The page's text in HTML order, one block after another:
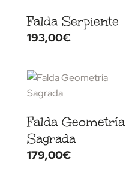
Falda Serpiente
193,00€
Falda Geometría
Sagrada
179,00€